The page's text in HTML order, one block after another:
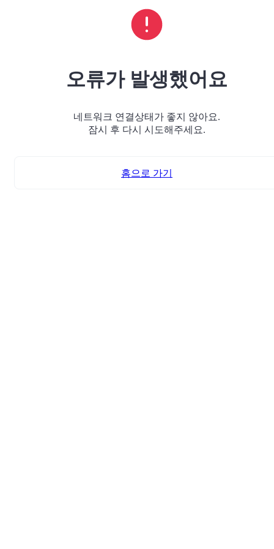
오류가 발생했어요
네트워크 연결상태가 좋지 않아요.
잠시 후 다시 시도해주세요.
홈으로 가기